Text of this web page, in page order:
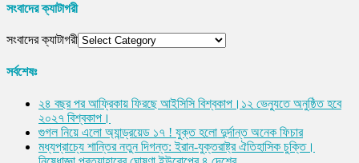
সংবাদের ক্যাটাগরী
সংবাদের ক্যাটাগরী
সর্বশেষঃ
২৪ বছর পর আফ্রিকায় ফিরছে আইসিসি বিশ্বকাপ।১২ ভেন্যুতে অনুষ্ঠিত হবে
২০২৭ বিশ্বকাপ।
গুগল নিয়ে এলো অ্যান্ড্রয়েড ১৭ ! যুক্ত হলো দুর্দান্ত অনেক ফিচার
মধ্যপ্রাচ্যে শান্তির নতুন দিগন্ত: ইরান-যুক্তরাষ্ট্র ঐতিহাসিক চুক্তি।